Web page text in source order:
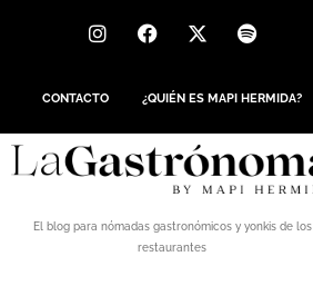
CONTACTO ¿QUIÉN ES MAPI HERMIDA?
El blog para nómadas gastronómicos y yonkis de los
restaurantes